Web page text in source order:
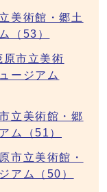
美術館・郷土
（53）
原市立美術
ージアム
立美術館・郷
ム（51）
市立美術館・
アム（50）